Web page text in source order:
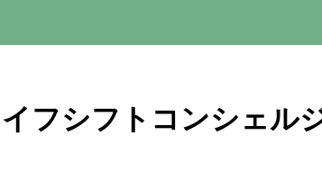
フシフトコンシェル